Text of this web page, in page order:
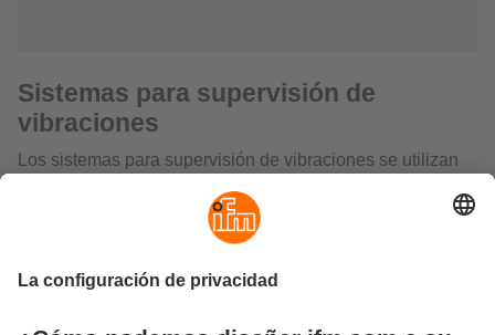
Sistemas para supervisión de
vibraciones
Los sistemas para supervisión de vibraciones se utilizan
función de su estado. Se utilizan para detectar
tempranamente daños en la máquina y evitar paradas
La gama de productos de ifm incluye transmisores de